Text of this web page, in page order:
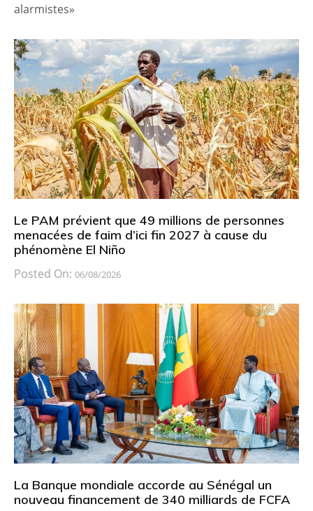
alarmistes»
Le PAM prévient que 49 millions de personnes
menacées de faim d’ici fin 2027 à cause du
phénomène El Niño
Posted On: 06/08/2026
La Banque mondiale accorde au Sénégal un
nouveau financement de 340 milliards de FCFA